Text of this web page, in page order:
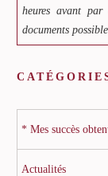
heures avant par
documents
* Mes succès
Actualités